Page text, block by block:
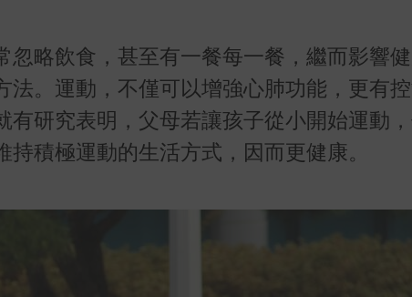
略飲食，甚至有一餐每一餐，繼而影響
。運動，不僅可以增強心肺功能，更有
研究表明，父母若讓孩子從小開始運動
積極運動的生活方式，因而更健康。